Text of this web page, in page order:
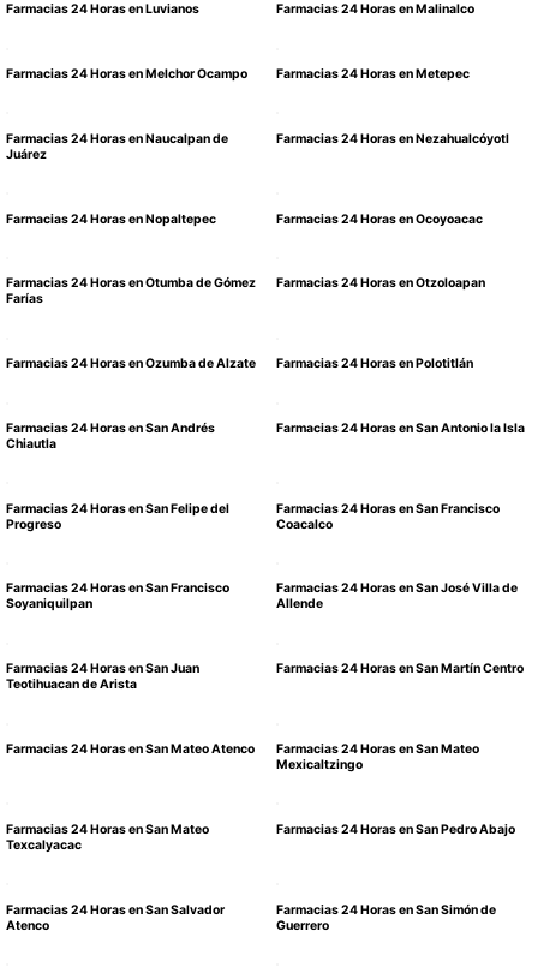
Farmacias 24 Horas en Luvianos Farmacias 24 Horas en Malinalco
Farmacias 24 Horas en Melchor Ocampo Farmacias 24 Horas en Metepec
Farmacias 24 Horas en Naucalpan de
Juárez
Farmacias 24 Horas en Nezahualcóyotl
Farmacias 24 Horas en Nopaltepec Farmacias 24 Horas en Ocoyoacac
Farmacias 24 Horas en Otumba de Gómez
Farías
Farmacias 24 Horas en Otzoloapan
Farmacias 24 Horas en Ozumba de Alzate Farmacias 24 Horas en Polotitlán
Farmacias 24 Horas en San Andrés
Chiautla
Farmacias 24 Horas en San Antonio la Isla
Farmacias 24 Horas en San Felipe del
Progreso
Farmacias 24 Horas en San Francisco
Coacalco
Farmacias 24 Horas en San Francisco
Soyaniquilpan
Farmacias 24 Horas en San José Villa de
Allende
Farmacias 24 Horas en San Juan
Teotihuacan de Arista
Farmacias 24 Horas en San Martín Centro
Farmacias 24 Horas en San Mateo Atenco
Farmacias 24 Horas en San Mateo
Mexicaltzingo
Farmacias 24 Horas en San Mateo
Texcalyacac
Farmacias 24 Horas en San Pedro Abajo
Farmacias 24 Horas en San Salvador
Atenco
Farmacias 24 Horas en San Simón de
Guerrero